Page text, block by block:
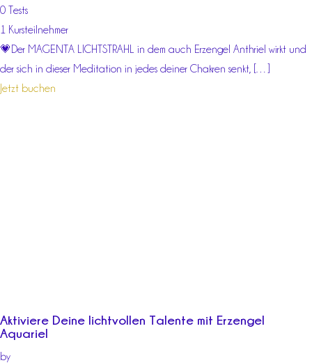
0 Tests
1 Kursteilnehmer
💗Der MAGENTA LICHTSTRAHL in dem auch Erzengel Anthriel wirkt und
der sich in dieser Meditation in jedes deiner Chakren senkt, […]
Jetzt buchen
Aktiviere Deine lichtvollen Talente mit Erzengel
Aquariel
by